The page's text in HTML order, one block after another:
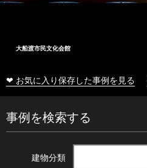
大船渡市民文化会館
❤ お気に入り保存した事例を見る
事例を検索する
建物分類